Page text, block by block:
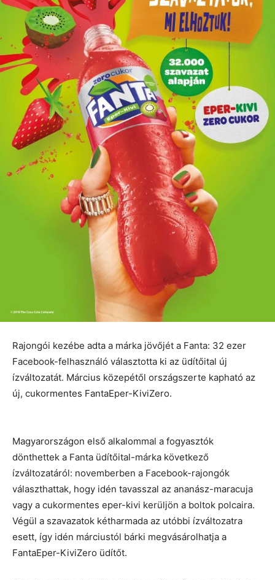
Rajongói kezébe adta a márka jövőjét a Fanta: 32 ezer
Facebook-felhasználó választotta ki az üdítőital új
ízváltozatát. Március közepétől országszerte kapható az
új, cukormentes FantaEper-KiviZero.
Magyarországon első alkalommal a fogyasztók
dönthettek a Fanta üdítőital-márka következő
ízváltozatáról: novemberben a Facebook-rajongók
választhattak, hogy idén tavasszal az ananász-maracuja
vagy a cukormentes eper-kivi kerüljön a boltok polcaira.
Végül a szavazatok kétharmada az utóbbi ízváltozatra
esett, így idén márciustól bárki megvásárolhatja a
FantaEper-KiviZero üdítőt.